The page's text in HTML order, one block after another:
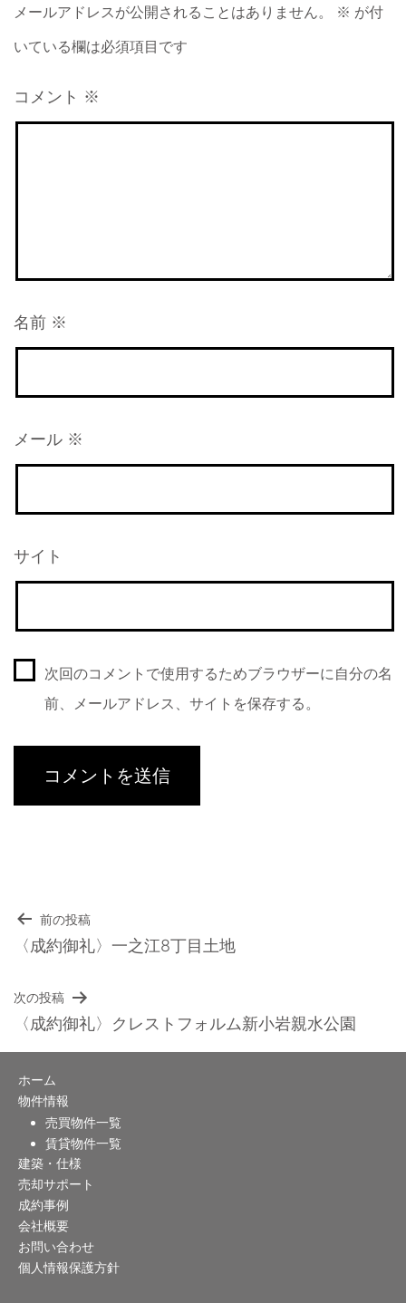
メールアドレスが公開されることはありません。 ※ が付
いている欄は必須項目です
コメント ※
名前 ※
メール ※
サイト
次回のコメントで使用するためブラウザーに自分の名
前、メールアドレス、サイトを保存する。
投
稿
ナ
ビ
ゲ
ー
シ
ョ
ン
前の投稿
〈成約御礼〉一之江8丁目土地
次の投稿
〈成約御礼〉クレストフォルム新小岩親水公園
ホーム
物件情報
売買物件一覧
賃貸物件一覧
建築・仕様
売却サポート
成約事例
会社概要
お問い合わせ
個人情報保護方針